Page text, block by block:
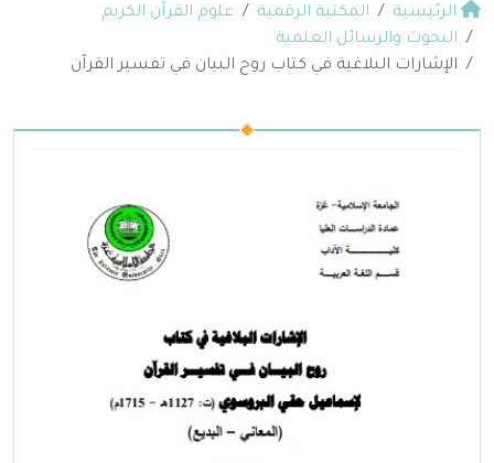
الرئيسية المكتبة الرقمية
علوم القرآن الكريم
البحوث والرسائل العلمية
الإشارات البلاغية في كتاب روح البيان في تفسير القرآن